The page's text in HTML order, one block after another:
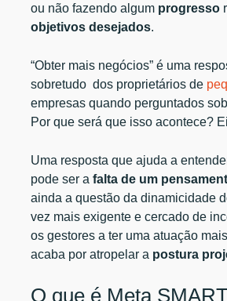
ou não fazendo algum progresso
objetivos desejados.
“Obter mais negócios” é uma
sobretudo dos proprietários de
empresas quando perguntados
Por que será que isso acontece?
Uma resposta que ajuda a
pode ser afalta de um
ainda a questão da dinamicidade
vez mais exigente e cercado de
os gestores a ter uma atuação
acaba por atropelar a postura
O que é Meta